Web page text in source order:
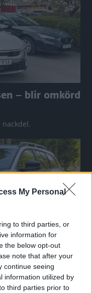
My Personal
to third parties, or
information for
the below opt-out
note that after your
continue seeing
information utilized by
third parties prior to
– blir omkörd
har krympt men fylls
Vi provkör.